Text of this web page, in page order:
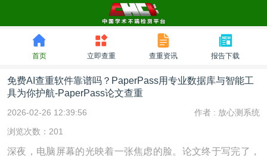
首页 立即查重 查重资讯 报告下载
免费AI查重软件靠谱吗？PaperPass用专业数据库与智能工
具为你护航-PaperPass论文查重
2026-02-26 12:39:56 作者 : 放心测系统
浏览次数：201
深夜，电脑屏幕的光映着一张焦虑的脸。论文终于写完了，